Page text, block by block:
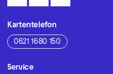
Kartentelefon
0621 1680 150
Service